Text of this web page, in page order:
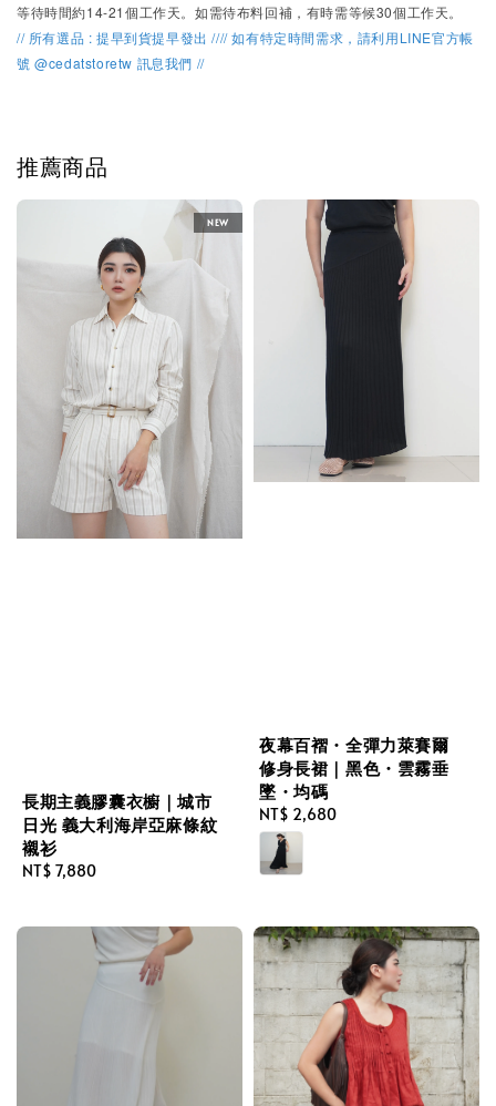
等待時間約14-21個工作天。如需待布料回補，有時需等候30個工作天。
// 所有選品 : 提早到貨提早發出 //// 如有特定時間需求，請利用LINE官方帳
號 @cedatstoretw 訊息我們 //
推薦商品
NEW
長期主義膠囊衣櫥｜城市
日光 義大利海岸亞麻條紋
襯衫
Regular
NT$ 7,880
夜幕百褶・全彈力萊賽爾
修身長裙｜黑色・雲霧垂
墜・均碼
Regular
price
NT$ 2,680